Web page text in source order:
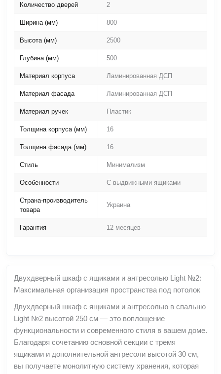
Количество дверей 2
Ширина (мм) 800
Высота (мм) 2500
Глубина (мм) 500
Материал корпуса Ламинированная ДСП
Материал фасада Ламинированная ДСП
Материал ручек Пластик
Толщина корпуса (мм) 16
Толщина фасада (мм) 16
Стиль Минимализм
Особенности С выдвижными ящиками
Страна-производитель
товара
Украина
Гарантия 12 месяцев
Двухдверный шкаф с ящиками и антресолью Light №2:
Максимальная организация пространства под потолок
Двухдверный шкаф с ящиками и антресолью в спальню
Light №2 высотой 250 см — это воплощение
функциональности и современного стиля в вашем доме.
Благодаря сочетанию основной секции с тремя
ящиками и дополнительной антресоли высотой 30 см,
вы получаете монолитную систему хранения, которая